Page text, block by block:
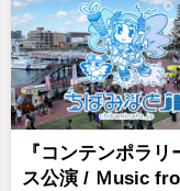
『コンテンポラリ
ス公演 / Ｍusic